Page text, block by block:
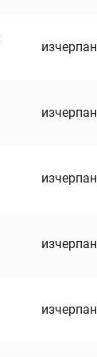
изчерпан
изчерпан
изчерпан
изчерпан
изчерпан